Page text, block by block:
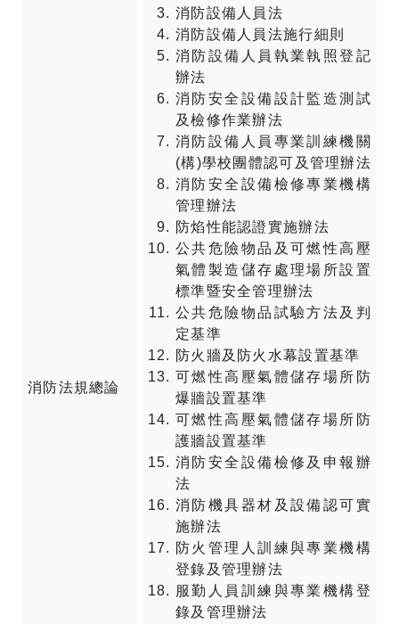
消防法規總論
消防設備人員法
消防設備人員法施行細則
消防設備人員執業執照登記
辦法
消防安全設備設計監造測試
及檢修作業辦法
消防設備人員專業訓練機關
(構)學校團體認可及管理辦法
消防安全設備檢修專業機構
管理辦法
防焰性能認證實施辦法
公共危險物品及可燃性高壓
氣體製造儲存處理場所設置
標準暨安全管理辦法
公共危險物品試驗方法及判
定基準
防火牆及防火水幕設置基準
可燃性高壓氣體儲存場所防
爆牆設置基準
可燃性高壓氣體儲存場所防
護牆設置基準
消防安全設備檢修及申報辦
法
消防機具器材及設備認可實
施辦法
防火管理人訓練與專業機構
登錄及管理辦法
服勤人員訓練與專業機構登
錄及管理辦法